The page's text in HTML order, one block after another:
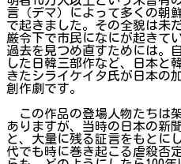
言（デマ）によって多くの朝
で起きました。その全貌は未
厳令下で市民になにが起きて
過去を見つめ直すためには。
した日韓三部作など、日本と
きたシライケイタ氏が日本の
創作劇です。
この作品の登場人物たちは
ありますが、当時の日本の新
と、大量に残る証言をもとに
代でも時に巻き起こる虐殺否